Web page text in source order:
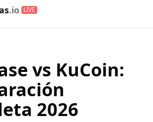
.io LIVE
vs KuCoin:
2026